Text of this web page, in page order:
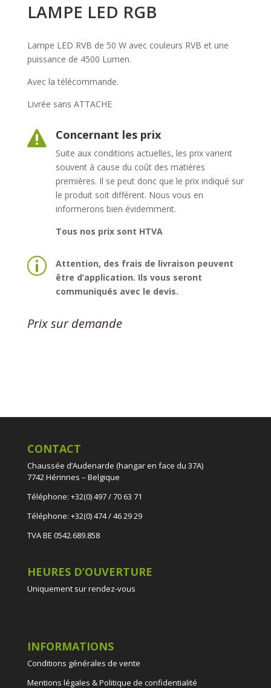
LAMPE LED RGB
Lampe LED RVB de 50 W avec couleurs RVB et une
puissance de 4500 Lumen.
Avec la télécommande.
Livrée sans ATTACHE
 Concernant les prix
Suite aux conditions actuelles, les prix varient
souvent à cause du coût des matières
premières. Il se peut donc que le prix indiqué sur
le produit soit différent. Nous vous en
informerons bien évidemment.
Tous nos prix sont HTVA
p
Attention, des frais de livraison peuvent
être d’application. Ils vous seront
communiqués avec le devis.
Prix sur demande
CONTACT
Chaussée d’Audenarde (hangar en face du 37A)
7742 Hérinnes – Belgique
Téléphone: +32(0) 497 / 70 63 71
Téléphone: +32(0) 474 / 46 29 29
TVA BE 0542.689.858
HEURES D’OUVERTURE
Uniquement sur rendez-vous
INFORMATIONS
Conditions générales de vente
Mentions légales & Politique de confidentialité